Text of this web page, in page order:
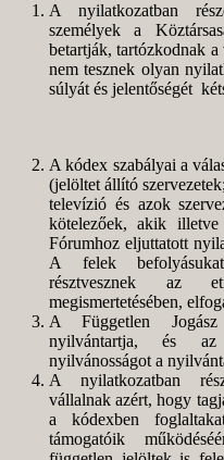
A nyilatkozatban
személyek a
betartják, tartózkodnak
nem tesznek olyan
súlyát és jelentőségét
A kódex szabályai a
(jelöltet állító
televízió és azok
kötelezőek, akik
Fórumhoz eljuttatott
A felek
résztvesznek az
megismertetésében,
A Független
nyilvántartja, és
nyilvánosságot a
A nyilatkozatban
vállalnak azért, hogy
a kódexben
támogatóik